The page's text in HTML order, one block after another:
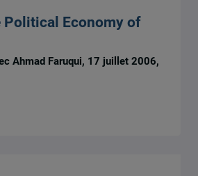
Political Economy of
Ahmad Faruqui, 17 juillet 2006,